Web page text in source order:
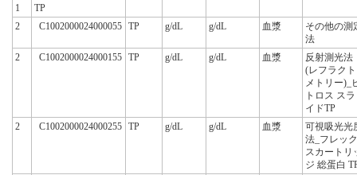
1
TP
2
C1002000024000055 TP g/dL g/dL 血漿
その他の測
法
2
C1002000024000155 TP g/dL g/dL 血漿
反射測光法
(レフラクト
メトリー)_
トロス スラ
イドTP
2
C1002000024000255 TP g/dL g/dL 血漿
可視吸光光
法_フレック
スカートリ
ジ 総蛋白